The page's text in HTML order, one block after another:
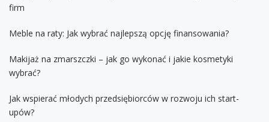
firm
Meble na raty: Jak wybrać najlepszą opcję finansowania?
Makijaż na zmarszczki – jak go wykonać i jakie kosmetyki
wybrać?
Jak wspierać młodych przedsiębiorców w rozwoju ich start-
upów?